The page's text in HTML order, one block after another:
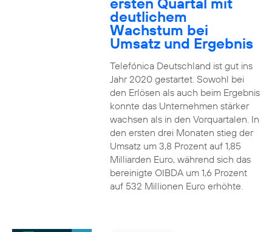
deutlichem
Wachstum bei
Umsatz und Ergebnis
Telefónica Deutschland ist gut ins
Jahr 2020 gestartet. Sowohl bei
den Erlösen als auch beim Ergebnis
konnte das Unternehmen stärker
wachsen als in den Vorquartalen. In
den ersten drei Monaten stieg der
Umsatz um 3,8 Prozent auf 1,85
Milliarden Euro, während sich das
bereinigte OIBDA um 1,6 Prozent
auf 532 Millionen Euro erhöhte.